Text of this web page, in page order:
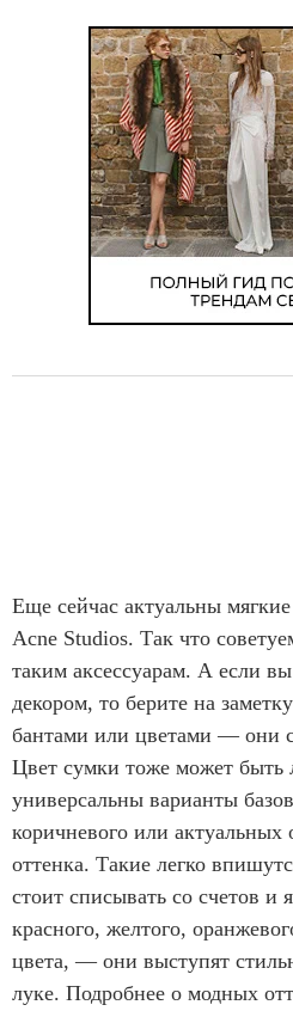
Еще сейчас актуальны мягкие
Acne Studios. Так что
таким аксессуарам. А если
декором, то берите на
бантами или цветами — они
Цвет сумки тоже может
универсальны варианты
коричневого или актуальных
оттенка. Такие легко
стоит списывать со счетов и
красного, желтого,
цвета, — они выступят
луке. Подробнее о модных